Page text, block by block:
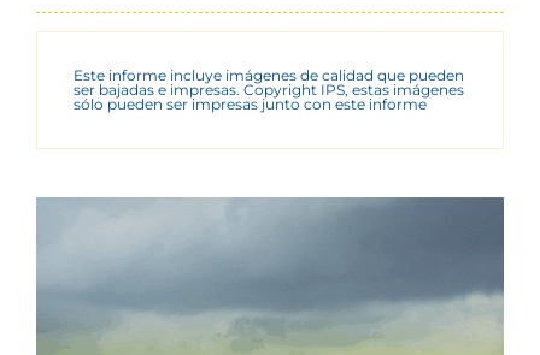
Este informe incluye imágenes de calidad que pueden
ser bajadas e impresas. Copyright IPS, estas imágenes
sólo pueden ser impresas junto con este informe